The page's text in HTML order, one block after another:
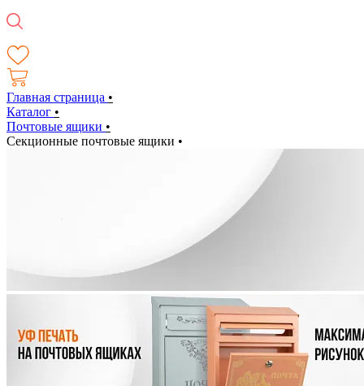
Главная страница •
Каталог •
Почтовые ящики •
Секционные почтовые ящики •